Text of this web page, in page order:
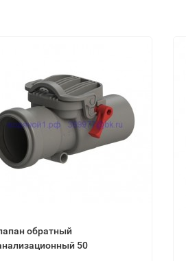
обратный
50